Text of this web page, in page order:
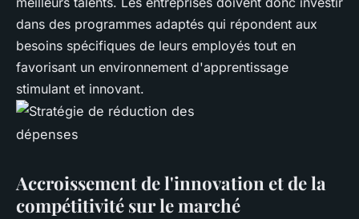
dans des programmes adaptés qui répondent aux
besoins spécifiques de leurs employés tout en
favorisant un environnement d'apprentissage
stimulant et innovant.
Accroissement de l'innovation et de la
compétitivité sur le marché